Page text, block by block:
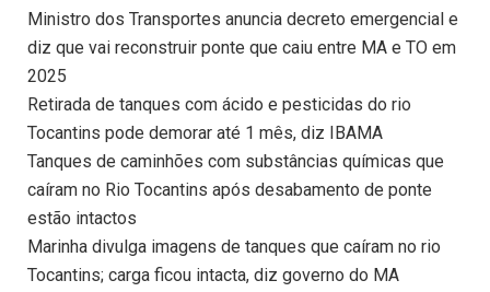
Ministro dos Transportes anuncia decreto emergencial e
diz que vai reconstruir ponte que caiu entre MA e TO em
2025
Retirada de tanques com ácido e pesticidas do rio
Tocantins pode demorar até 1 mês, diz IBAMA
Tanques de caminhões com substâncias químicas que
caíram no Rio Tocantins após desabamento de ponte
estão intactos
Marinha divulga imagens de tanques que caíram no rio
Tocantins; carga ficou intacta, diz governo do MA